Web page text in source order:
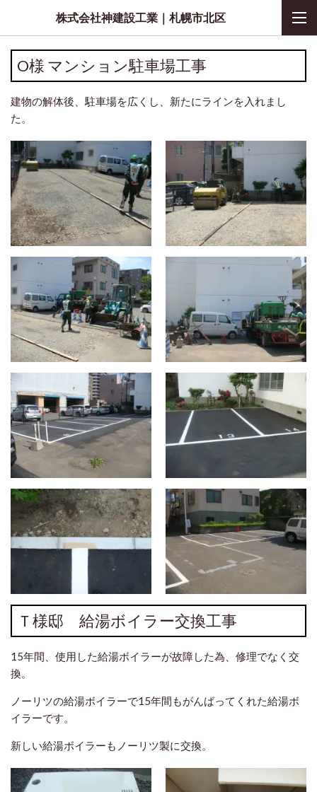
株式会社神建設工業｜札幌市北区
O様 マンション駐車場工事
建物の解体後、駐車場を広くし、新たにラインを入れまし
た。
Ｔ様邸 給湯ボイラー交換工事
15年間、使用した給湯ボイラーが故障した為、修理でなく交
換。
ノーリツの給湯ボイラーで15年間もがんばってくれた給湯ボ
イラーです。
新しい給湯ボイラーもノーリツ製に交換。